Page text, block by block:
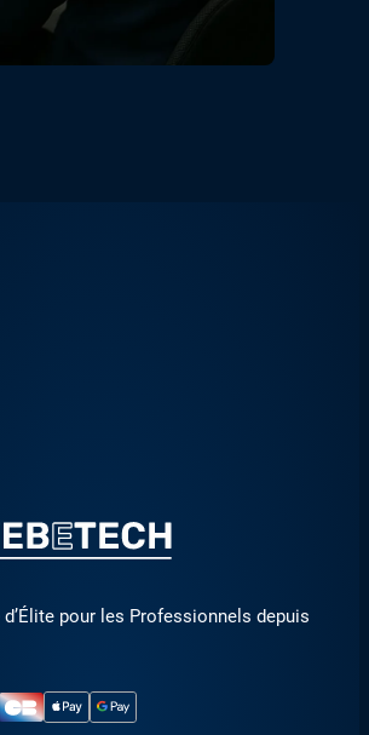
d’Élite pour les Professionnels depuis